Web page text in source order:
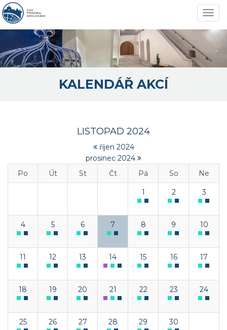
KALENDÁŘ AKCÍ
LISTOPAD 2024
říjen 2024
prosinec 2024
Po
Út St Čt Pá So Ne
1 2 3
4 5 6 7 8 9 10
11 12 13 14 15 16 17
18 19 20 21 22 23 24
25 26 27 28 29 30